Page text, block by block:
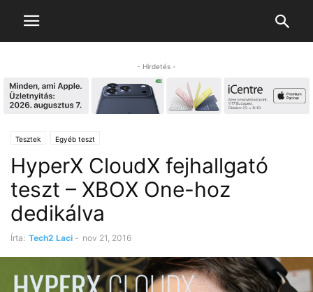
- Hirdetés -
Tesztek Egyéb teszt
HyperX CloudX fejhallgató
teszt – XBOX One-hoz
dedikálva
Írta: Tech2 Laci - nov 21, 2016